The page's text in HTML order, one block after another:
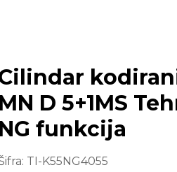
kodirani K55 40-
MN D 5+1MS
NG funkcija
TI-K55NG4055